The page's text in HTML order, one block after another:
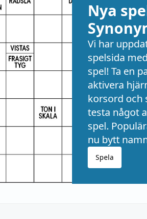
Nya
Vi har
spelsida
spel! Ta en
aktivera
korsord och
testa något
spel.
nu bytt
Spela